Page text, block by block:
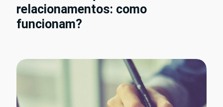
relacionamentos: como
funcionam?